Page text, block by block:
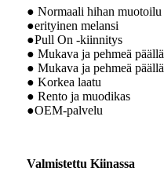
● Normaali hihan muotoilu
●erityinen melansi
●Pull On -kiinnitys
● Mukava ja pehmeä päällä
● Mukava ja pehmeä päällä
● Korkea laatu
● Rento ja muodikas
●OEM-palvelu
Valmistettu Kiinassa